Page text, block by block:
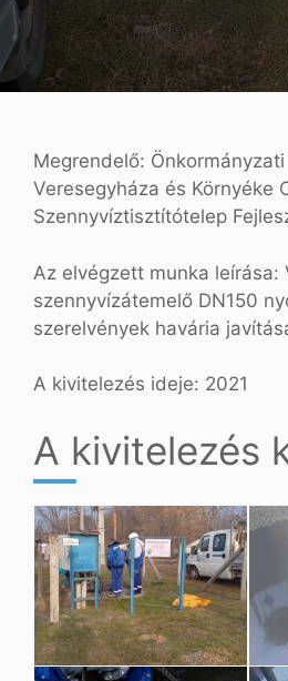
Megrendelő:
Veresegyháza és Környéke
Szennyvíztisztítótelep
Az elvégzett munka leírása:
szennyvízátemelő DN150
szerelvények havária
A kivitelezés ideje: 2021
A kivitelezés